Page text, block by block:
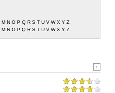
M N O P Q R S T U V W X Y Z
M N O P Q R S T U V W X Y Z